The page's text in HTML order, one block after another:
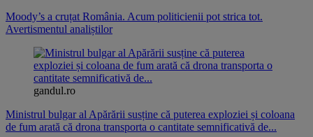
Moody’s a cruțat România. Acum politicienii pot strica tot.
Avertismentul analiștilor
gandul.ro
Ministrul bulgar al Apărării susține că puterea exploziei și coloana
de fum arată că drona transporta o cantitate semnificativă de...